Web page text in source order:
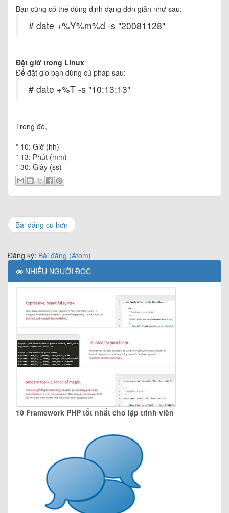
Bạn cũng có thể dùng định dạng đơn giản như sau:
# date +%Y%m%d -s "20081128"
Đặt giờ trong Linux
Để đặt giờ bạn dùng cú pháp sau:
# date +%T -s "10:13:13"
Trong đó,
* 10: Giờ (hh)
* 13: Phút (mm)
* 30: Giây (ss)
Bài đăng cũ hơn
Đăng ký: Bài đăng (Atom)
NHIỀU NGƯỜI ĐỌC
10 Framework PHP tốt nhất cho lập trình viên